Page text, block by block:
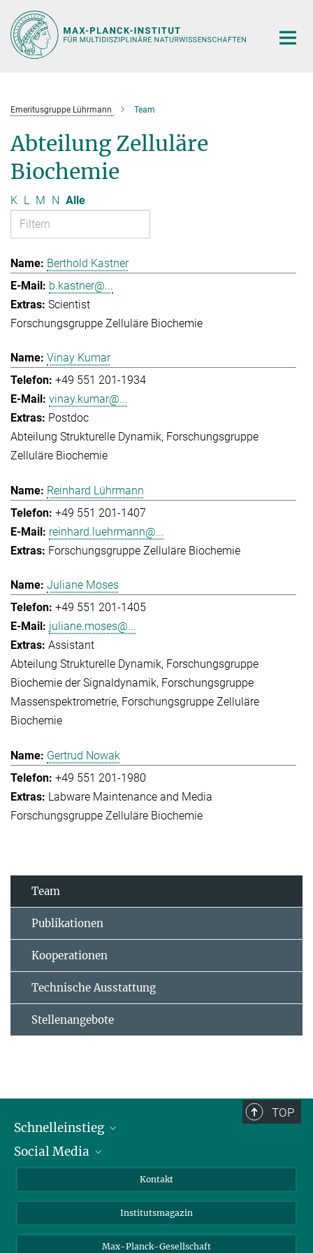
Hauptinhalt
Emeritusgruppe Lührmann Team
Abteilung Zelluläre
Biochemie
K L M N Alle
Berthold Kastner
b.kastner@...
Scientist
Forschungsgruppe Zelluläre Biochemie
Vinay Kumar
+49 551 201-1934
vinay.kumar@...
Postdoc
Abteilung Strukturelle Dynamik Forschungsgruppe
Zelluläre Biochemie
Reinhard Lührmann
+49 551 201-1407
reinhard.luehrmann@...
Forschungsgruppe Zelluläre Biochemie
Juliane Moses
+49 551 201-1405
juliane.moses@...
Assistant
Abteilung Strukturelle Dynamik Forschungsgruppe
Biochemie der Signaldynamik Forschungsgruppe
Massenspektrometrie Forschungsgruppe Zelluläre
Biochemie
Gertrud Nowak
+49 551 201-1980
Labware Maintenance and Media
Forschungsgruppe Zelluläre Biochemie
Team
Publikationen
Kooperationen
Technische Ausstattung
Stellenangebote
TOP
Schnelleinstieg
Alumni
Social Media
Facebook
Kontakt
Institutsmagazin
Max-Planck-Gesellschaft